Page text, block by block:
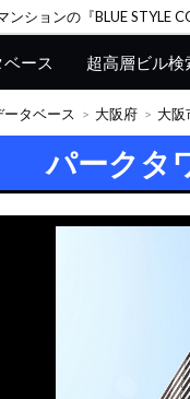
ションの『BLUE STYLE
ース 超高層ビル検
ータベース 大阪府 大阪
パークタ